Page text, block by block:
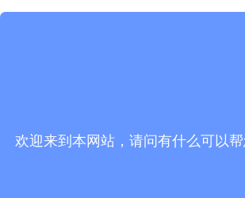
欢迎来到本网站，请问有什么可以帮